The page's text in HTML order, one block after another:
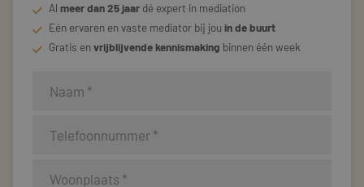
Al meer dan 25 jaar dé expert in mediation
Eén ervaren en vaste mediator bij jou in de buurt
Gratis envrijblijvende kennismaking binnen één week